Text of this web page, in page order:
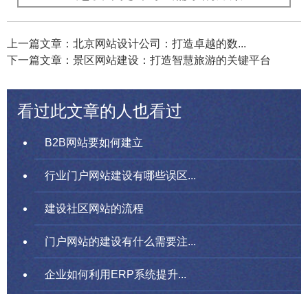
上一篇文章：北京网站设计公司：打造卓越的数...
下一篇文章：景区网站建设：打造智慧旅游的关键平台
看过此文章的人也看过
B2B网站要如何建立
行业门户网站建设有哪些误区...
建设社区网站的流程
门户网站的建设有什么需要注...
企业如何利用ERP系统提升...